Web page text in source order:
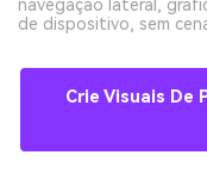
navegação lateral,
de dispositivo, sem
Crie Visuais De